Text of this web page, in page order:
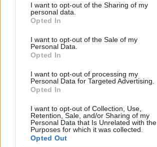
I want to opt-out of the Sharing of my
personal data.
Opted In
I want to opt-out of the Sale of my
Personal Data.
Opted In
I want to opt-out of processing my
Personal Data for Targeted Advertising.
Opted In
I want to opt-out of Collection, Use,
Retention, Sale, and/or Sharing of my
Personal Data that Is Unrelated with the
Purposes for which it was collected.
Opted Out